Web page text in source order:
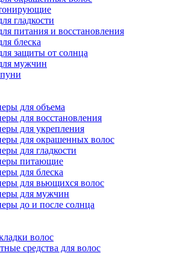
гладкости
питания и восстановления
блеска
защиты от солнца
мужчин
для объема
для восстановления
для укрепления
для окрашенных волос
для гладкости
питающие
для блеска
для вьющихся волос
для мужчин
до и после солнца
волос
средства для волос